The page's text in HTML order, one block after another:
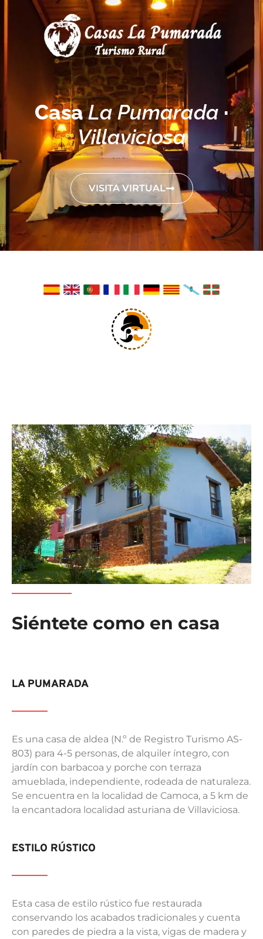
CasaLa Pumarada ·
Villaviciosa
VISITA VIRTUAL
Siéntete como en casa
LA PUMARADA
Es una casa de aldea (N.º de Registro Turismo AS-
803) para 4-5 personas, de alquiler íntegro, con
jardín con barbacoa y porche con terraza
amueblada, independiente, rodeada de naturaleza.
Se encuentra en la localidad de Camoca, a 5 km de
la encantadora localidad asturiana de Villaviciosa.
ESTILO RÚSTICO
Esta casa de estilo rústico fue restaurada
conservando los acabados tradicionales y cuenta
con paredes de piedra a la vista, vigas de madera y